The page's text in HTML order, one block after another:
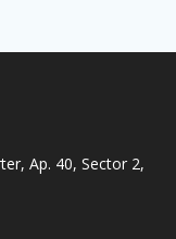
Ap. 40, Sector 2,